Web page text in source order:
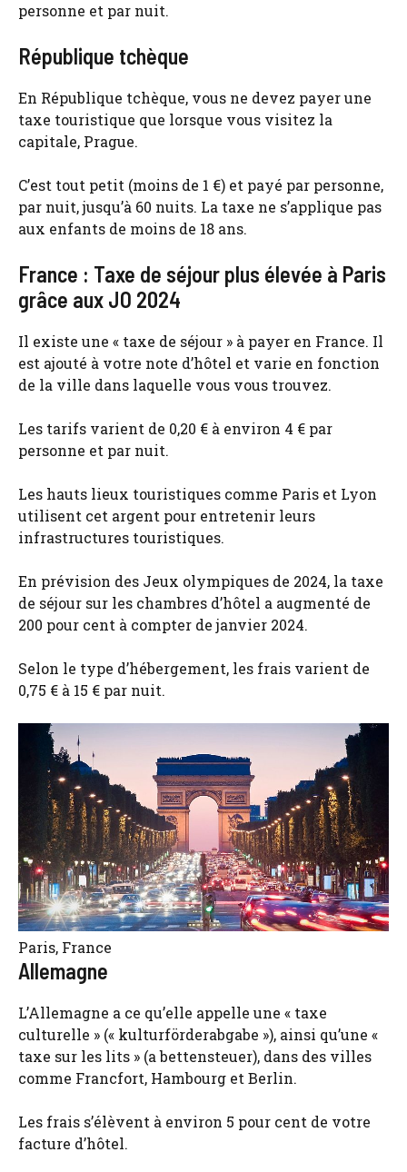
personne et par nuit.
République tchèque
En République tchèque, vous ne devez payer une
taxe touristique que lorsque vous visitez la
capitale, Prague.
C’est tout petit (moins de 1 €) et payé par personne,
par nuit, jusqu’à 60 nuits. La taxe ne s’applique pas
aux enfants de moins de 18 ans.
France : Taxe de séjour plus élevée à Paris
grâce aux JO 2024
Il existe une « taxe de séjour » à payer en France. Il
est ajouté à votre note d’hôtel et varie en fonction
de la ville dans laquelle vous vous trouvez.
Les tarifs varient de 0,20 € à environ 4 € par
personne et par nuit.
Les hauts lieux touristiques comme Paris et Lyon
utilisent cet argent pour entretenir leurs
infrastructures touristiques.
En prévision des Jeux olympiques de 2024, la taxe
de séjour sur les chambres d’hôtel a augmenté de
200 pour cent à compter de janvier 2024.
Selon le type d’hébergement, les frais varient de
0,75 € à 15 € par nuit.
Paris, France
Allemagne
L’Allemagne a ce qu’elle appelle une « taxe
culturelle » (« kulturförderabgabe »), ainsi qu’une «
taxe sur les lits » (a bettensteuer), dans des villes
comme Francfort, Hambourg et Berlin.
Les frais s’élèvent à environ 5 pour cent de votre
facture d’hôtel.